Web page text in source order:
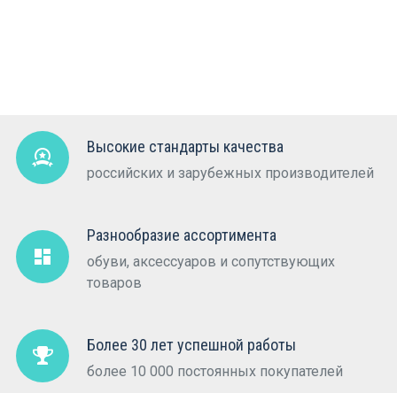
Высокие стандарты качества
российских и зарубежных производителей
Разнообразие ассортимента
обуви, аксессуаров и сопутствующих
товаров
Более 30 лет успешной работы
более 10 000 постоянных покупателей